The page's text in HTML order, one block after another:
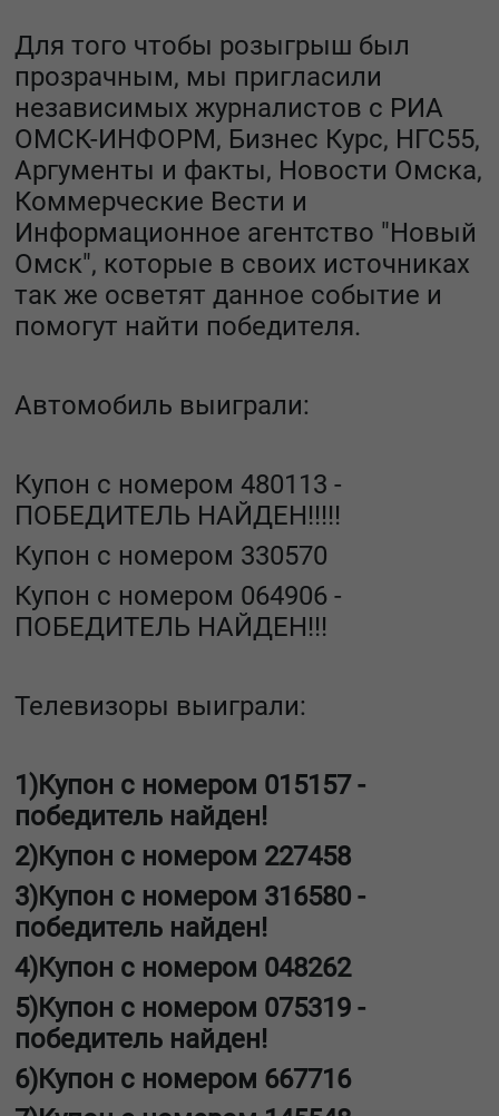
Для того чтобы розыгрыш был
прозрачным, мы пригласили
независимых журналистов с РИА
ОМСК-ИНФОРМ, Бизнес Курс, НГС55,
Аргументы и факты, Новости Омска,
Коммерческие Вести и
Информационное агентство "Новый
Омск", которые в своих источниках
так же осветят данное событие и
помогут найти победителя.
Автомобиль выиграли:
Купон с номером 480113 -
ПОБЕДИТЕЛЬ НАЙДЕН!!!!!
Купон с номером 330570
Купон с номером 064906 -
ПОБЕДИТЕЛЬ НАЙДЕН!!!
Телевизоры выиграли:
1)Купон с номером 015157-
победитель найден!
2)Купон с номером 227458
3)Купон с номером 316580 -
победитель найден!
4)Купон с номером 048262
5)Купон с номером 075319 -
победитель найден!
6)Купон с номером 667716